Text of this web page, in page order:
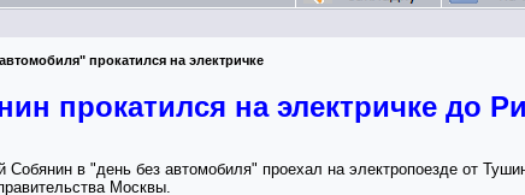
прокатился на электричке
прокатился на электричке до
в "день без автомобиля" проехал на электропоезде от
Москвы.